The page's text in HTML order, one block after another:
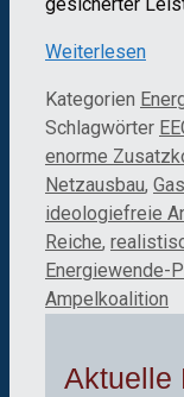
Weiterlesen
Kategorien
Schlagwörter
enorme
Netzausbau,
ideologiefreie
Reiche,
Energiewende-
Ampelkoalition
Aktuelle